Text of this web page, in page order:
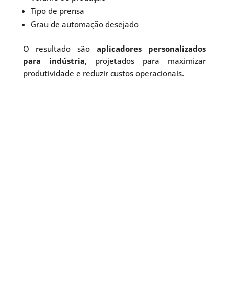
Tipo de prensa
Grau de automação desejado
O resultado sãoaplicadores personalizados
para indústria, projetados para maximizar
produtividade e reduzir custos operacionais.